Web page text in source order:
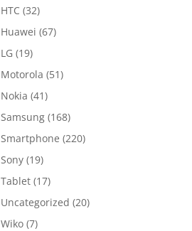
HTC (32)
Huawei (67)
LG (19)
Motorola (51)
Nokia (41)
Samsung (168)
Smartphone (220)
Sony (19)
Tablet (17)
Uncategorized (20)
Wiko (7)